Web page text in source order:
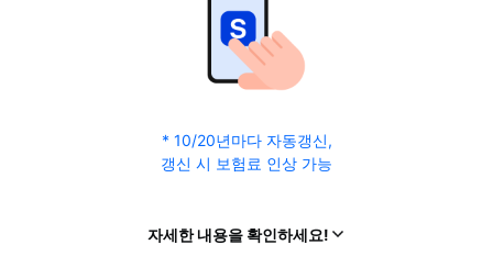
* 10/20년마다 자동갱신,
갱신 시 보험료 인상 가능
자세한 내용을 확인하세요!